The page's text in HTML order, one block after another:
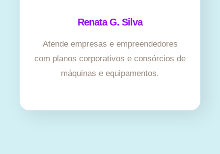
Renata G. Silva
Atende empresas e empreendedores
com planos corporativos e consórcios de
máquinas e equipamentos.